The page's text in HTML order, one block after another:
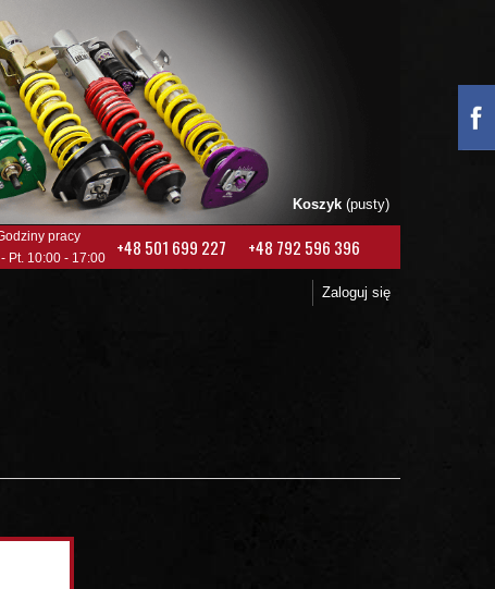
Koszyk (pusty)
pracy
Pt. 10:00 - 17:00
+48 501 699 227 +48 792 596 396
Zaloguj się